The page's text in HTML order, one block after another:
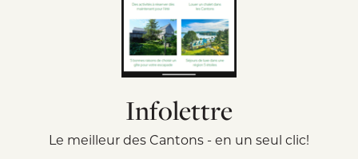
Infolettre
Le meilleur des Cantons - en un seul clic!